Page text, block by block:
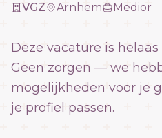
VGZ Arnhem Medior
Deze vacature is
Geen zorgen — we
mogelijkheden voor je
je profiel passen.